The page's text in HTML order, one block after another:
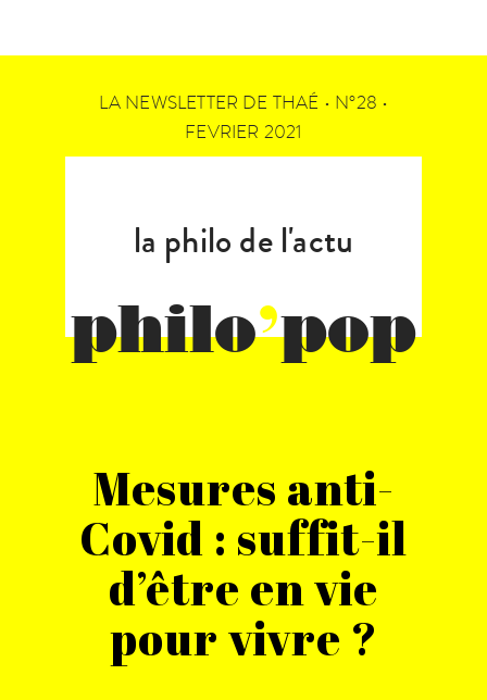
LA NEWSLETTER DE THAÉ • N°28 •
FEVRIER 2021
la philo de l'actu
philo’pop
Mesures anti-
Covid : suffit-il
d’être en vie
pour vivre ?